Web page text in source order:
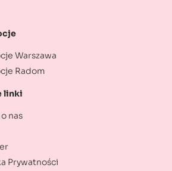
Warszawa
Radom
linki
nas
Prywatności